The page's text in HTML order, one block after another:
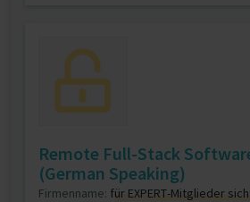
Remote Full-Stack
(German Speaking)
Firmenname: für EXPERT-Mitglieder